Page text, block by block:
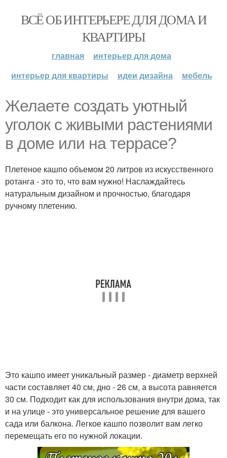
ВСЁ ОБ ИНТЕРЬЕРЕ ДЛЯ ДОМА И
КВАРТИРЫ
главная
интерьер для дома
интерьер для квартиры
идеи дизайна мебель
Желаете создать уютный
уголок с живыми растениями
в доме или на террасе?
Плетеное кашпо объемом 20 литров из искусственного
ротанга - это то, что вам нужно! Наслаждайтесь
натуральным дизайном и прочностью, благодаря
ручному плетению.
Это кашпо имеет уникальный размер - диаметр верхней
части составляет 40 см, дно - 26 см, а высота равняется
30 см. Подходит как для использования внутри дома, так
и на улице - это универсальное решение для вашего
сада или балкона. Легкое кашпо позволит вам легко
перемещать его по нужной локации.